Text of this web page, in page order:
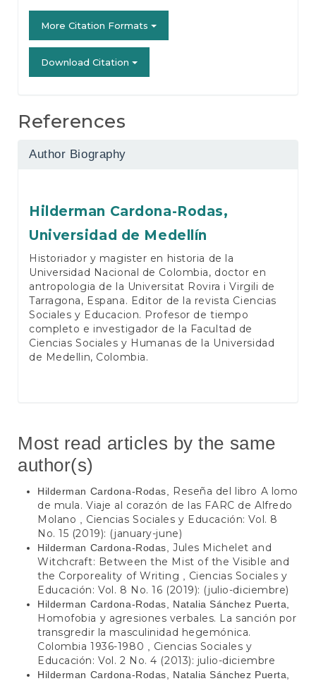
More Citation Formats
Download Citation
References
Author Biography
Hilderman Cardona-Rodas,
Universidad de Medellín
Historiador y magister en historia de la
Universidad Nacional de Colombia, doctor en
antropologia de la Universitat Rovira i Virgili de
Tarragona, Espana. Editor de la revista Ciencias
Sociales y Educacion. Profesor de tiempo
completo e investigador de la Facultad de
Ciencias Sociales y Humanas de la Universidad
de Medellin, Colombia.
Most read articles by the same
author(s)
Hilderman Cardona-Rodas,
Reseña del libro A lomo
de mula. Viaje al corazón de las FARC de Alfredo
Molano
Ciencias Sociales y Educación: Vol. 8
No. 15 (2019): (january-june)
Hilderman Cardona-Rodas, Jules Michelet and
Witchcraft: Between the Mist of the Visible and
the Corporeality of Writing
Ciencias Sociales y
Educación: Vol. 8 No. 16 (2019): (julio-diciembre)
Hilderman Cardona-Rodas, Natalia Sánchez Puerta,
Homofobia y agresiones verbales. La sanción por
transgredir la masculinidad hegemónica.
Colombia 1936-1980
Ciencias Sociales y
Educación: Vol. 2 No. 4 (2013): julio-diciembre
Hilderman Cardona-Rodas, Natalia Sánchez Puerta,